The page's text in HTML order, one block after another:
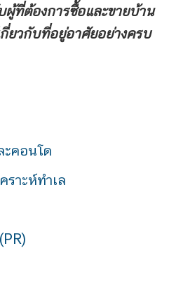
ที่ต้องการซื้อและขายบ้าน
ยวกับที่อยู่อาศัยอย่างครบ
ะคอนโด
ราะห์ทำเล